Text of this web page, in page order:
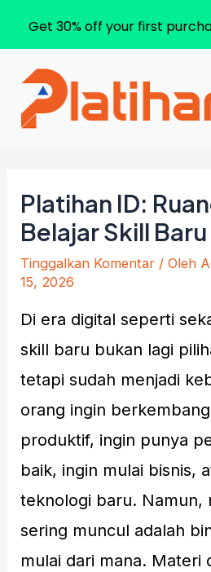
konten
Platihan ID:
Belajar Skill Baru
Tinggalkan Komentar / Oleh
15, 2026
Di era digital seperti
skill baru bukan lagi
tetapi sudah menjadi
orang ingin
produktif, ingin punya
baik, ingin mulai bisnis,
teknologi baru. Namun,
sering muncul adalah
mulai dari mana. Materi
Get 30% off your first